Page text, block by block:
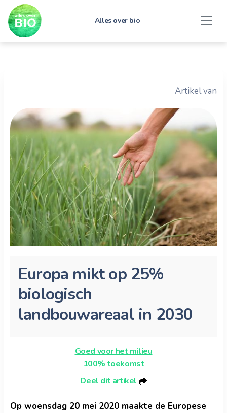
Alles over bio
Artikel van
Europa mikt op 25%
biologisch
landbouwareaal in 2030
Goed voor het milieu
100% toekomst
Deel dit artikel
Op woensdag 20 mei 2020 maakte de Europese